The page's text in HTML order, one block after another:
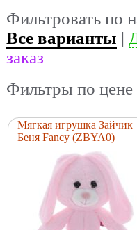
Фильтровать по
Все варианты |
заказ
Фильтры по цене
Мягкая игрушка Зайчик
Беня Fancy (ZBYA0)